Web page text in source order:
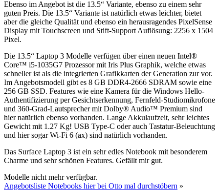
Ebenso im Angebot ist die 13.5“ Variante, ebenso zu einem sehr
guten Preis. Die 13.5“ Variante ist natürlich etwas leichter, bietet
aber die gleiche Qualität und ebenso ein herausragendes PixelSense
Display mit Touchscreen und Stift-Support Auflösung: 2256 x 1504
Pixel.
Die 13.5“ Laptop 3 Modelle verfügen über einen neuen Intel®
Core™ i5-1035G7 Prozessor mit Iris Plus Graphik, welche etwas
schneller ist als die integrierten Grafikkarten der Generation zur vor.
Im Angebotsmodell gibt es 8 GB DDR4-2666 SDRAM sowie eine
256 GB SSD. Features wie eine Kamera für die Windows Hello-
Authentifizierung per Gesichtserkennung, Fernfeld-Studiomikrofone
und 360-Grad-Lautsprecher mit Dolby® Audio™ Premium sind
hier natürlich ebenso vorhanden. Lange Akkulaufzeit, sehr leichtes
Gewicht mit 1.27 Kg! USB Type-C oder auch Tastatur-Beleuchtung
und hier sogar Wi-Fi 6 (ax) sind natürlich vorhanden.
Das Surface Laptop 3 ist ein sehr edles Notebook mit besonderem
Charme und sehr schönen Features. Gefällt mir gut.
Modelle nicht mehr verfügbar.
Angebotsliste Notebooks hier bei Otto mal durchstöbern »